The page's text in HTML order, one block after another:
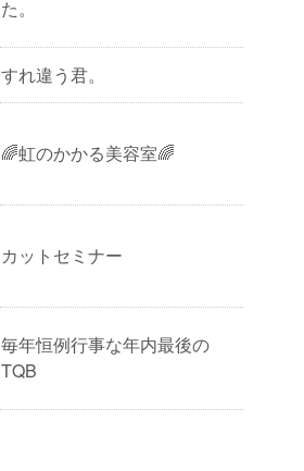
た。
すれ違う君。
🌈虹のかかる美容室🌈
カットセミナー
毎年恒例行事な年内最後の
TQB